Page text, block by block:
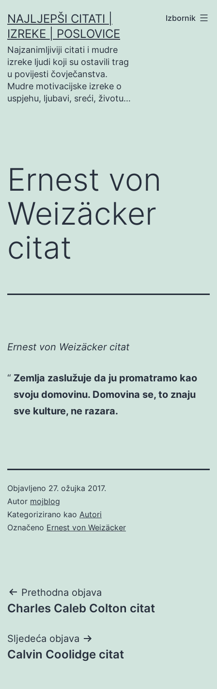
na
sadržaj
NAJLJEPŠI CITATI |
IZREKE | POSLOVICE
Najzanimljiviji citati i mudre
izreke ljudi koji su ostavili trag
u povijesti čovječanstva.
Mudre motivacijske izreke o
uspjehu, ljubavi, sreći, životu…
Izbornik
Ernest von
Weizäcker
citat
Ernest von Weizäcker citat
Zemlja zaslužuje da ju promatramo kao
svoju domovinu. Domovina se, to znaju
sve kulture, ne razara.
Objavljeno 27. ožujka 2017.
Autor mojblog
Kategorizirano kao Autori
Označeno Ernest von Weizäcker
Navigacija
objava
Prethodna objava
Charles Caleb Colton citat
Sljedeća objava
Calvin Coolidge citat